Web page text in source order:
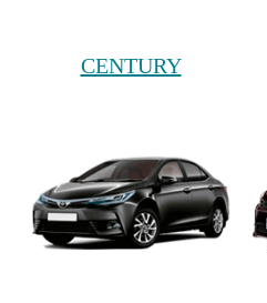
CENTURY